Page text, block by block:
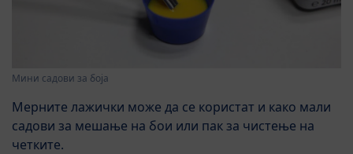
Мини садови за боја
Мерните лажички може да се користат и како мали
садови за мешање на бои или пак за чистење на
четките.